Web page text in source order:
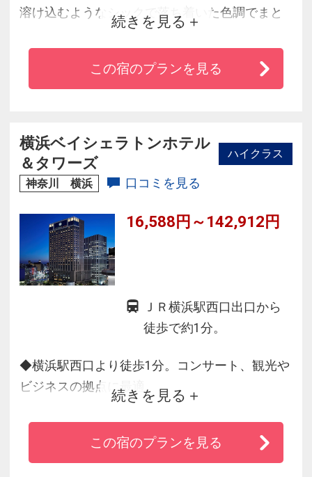
溶け込むようなシックで落ち着いた色調でまと
められアールデコの特徴的な装飾が施されてい
ます。足元まで広がる全面窓を採用し、窓際に
立つとまるで横浜の夜景に浮かんでいるような
を、バーでは美しい夜景を背景に贅沢なひと時
をお楽しみください。
続きを見る
この宿のプランを見る
横浜ベイシェラトンホテル
＆タワーズ
ハイクラス
神奈川 横浜 口コミを見る
16,588円～142,912円
ＪＲ横浜駅西口出口から
徒歩で約1分。
◆横浜駅西口より徒歩1分。コンサート、観光や
ビジネスの拠点に最適
◆快適を追求したシェラトンシグネチャーベッ
ドを全室に完備・Ｗｉｆｉ無料！
◆朝食ブッフェは神奈川県産食材にこだわった
続きを見る
この宿のプランを見る